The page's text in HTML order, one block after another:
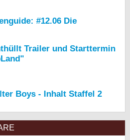
#12.06 Die
Trailer und Starttermin
Boys - Inhalt Staffel 2